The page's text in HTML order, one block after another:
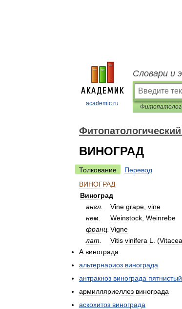
academic.ru
Словари и
ВИНОГРАД
Толкование
Перевод
ВИНОГРАД
Виноград
англ
Vine grape vine
нем
Weinstock Weinrebe
франц Vigne
лат
Vitis vinifera L . (
А винограда
альтернариоз винограда
антракноз винограда пятнистый
армилляриеллез винограда
аскохитоз винограда